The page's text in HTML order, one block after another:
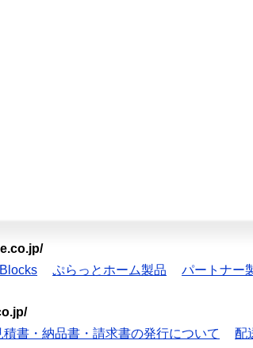
ぷらっとホーム製品 パートナー
積書・納品書・請求書の発行について 配